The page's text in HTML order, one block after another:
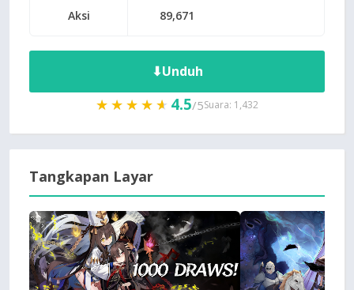
Aksi 89,671
⬇Unduh
★★★★★
★★★★★ 4.5/5Suara: 1,432
Tangkapan Layar